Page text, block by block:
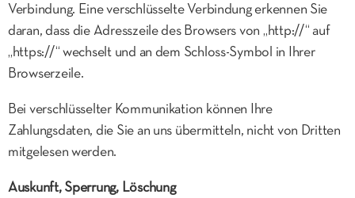
Verbindung. Eine verschlüsselte Verbindung erkennen Sie
daran, dass die Adresszeile des Browsers von „http://“ auf
„https://“ wechselt und an dem Schloss-Symbol in Ihrer
Browserzeile.
Bei verschlüsselter Kommunikation können Ihre
Zahlungsdaten, die Sie an uns übermitteln, nicht von Dritten
mitgelesen werden.
Auskunft, Sperrung, Löschung